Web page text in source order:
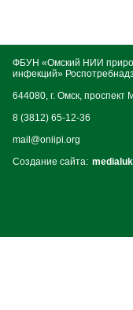
ФБУН «Омский НИИ
инфекций»
644080, г. Омск, проспект
8 (3812) 65-12-36
mail@oniipi.org
Создание сайта: